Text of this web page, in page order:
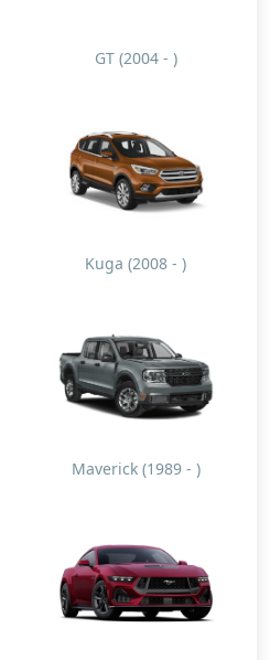
GT (2004 - )
Kuga (2008 - )
Maverick (1989 - )